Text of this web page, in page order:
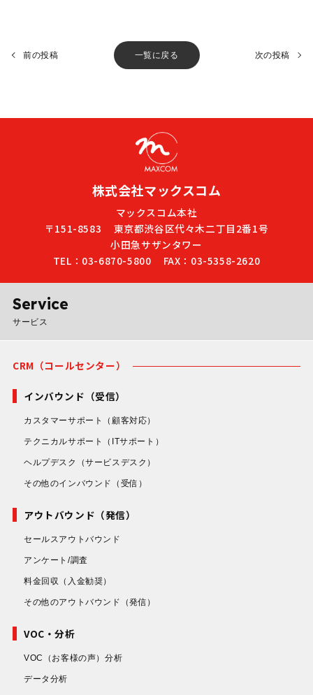
前の投稿 一覧に戻る 次の投稿
株式会社マックスコム
マックスコム本社
〒151-8583
東京都渋谷区代々木二丁目2番1号
小田急サザンタワー
TEL：03-6870-5800
FAX：03-5358-2620
Service
サービス
CRM（コールセンター）
インバウンド（受信）
カスタマーサポート （顧客対応）
テクニカルサポート （ITサポート）
ヘルプデスク （サービスデスク）
その他のインバウンド （受信）
アウトバウンド（発信）
セールスアウトバウンド
アンケート/調査
料金回収 （入金勧奨）
その他のアウトバウンド （発信）
VOC・分析
VOC（お客様の声）分析
データ分析